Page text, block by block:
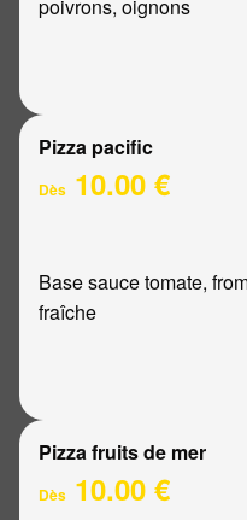
poivrons, oignons
Pizza pacific
Dès 10.00 €
Base sauce tomate,
fraîche
Pizza fruits de mer
Dès 10.00 €